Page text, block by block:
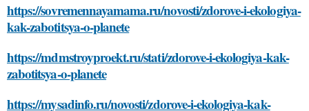
https://sovremennayamama.ru/novosti/zdorove-i-ekologiya-
kak-zabotitsya-o-planete
https://mdmstroyproekt.ru/stati/zdorove-i-ekologiya-kak-
zabotitsya-o-planete
https://mysadinfo.ru/novosti/zdorove-i-ekologiya-kak-